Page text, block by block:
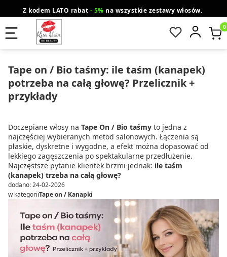
Z kodem LATO rabat - 5% na wszystkie zestawy włosów.
wysyłka gratis od 200 zł Orlen Paczka
Tape on / Bio taśmy: ile taśm (kanapek)
potrzeba na całą głowę? Przelicznik +
przykłady
Doczepiane włosy na Tape On / Bio taśmy to jedna z
najczęściej wybieranych metod salonowych. Łączenia są
płaskie, dyskretne i wygodne, a efekt można dopasować od
lekkiego zagęszczenia po spektakularne przedłużenie.
Najczęstsze pytanie klientek brzmi jednak: ile taśm
(kanapek) trzeba na całą głowę?
dodano: 24-02-2026
w kategoriiTape on / Kanapki